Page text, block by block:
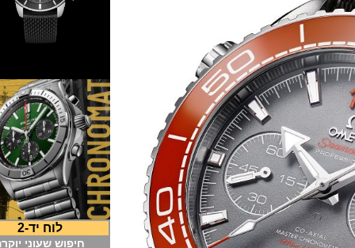
לוח יד-2
חיפוש שעוני יוקרה